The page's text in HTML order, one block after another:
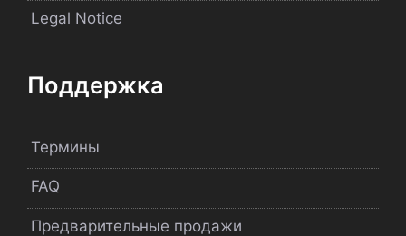
Legal Notice
Поддержка
Термины
FAQ
Предварительные продажи